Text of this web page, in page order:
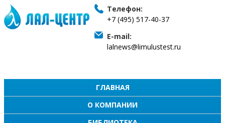
Телефон:
+7 (495) 517-40-37
E-mail:
lalnews@limulustest.ru
ГЛАВНАЯ
О КОМПАНИИ